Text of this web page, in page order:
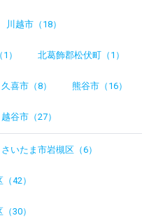
川越市（18）
） 北葛飾郡松伏町（1）
久喜市（8） 熊谷市（16）
越谷市（27）
さいたま市岩槻区（6）
42）
30）